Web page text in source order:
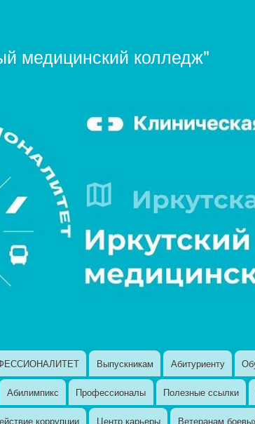
содержанию
медицинский колледж"
Выпускникам Абитуриенту
Абилимпикс Профессионалы Полезные ссылки
коррупции Центр карьеры Ветеранам